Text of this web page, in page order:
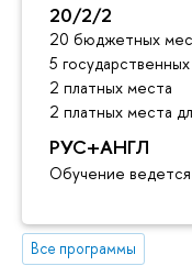
20/2/2
20 бюджетных
5
2 платных места
2 платных места
РУС+АНГЛ
Обучение ведется
Все программы